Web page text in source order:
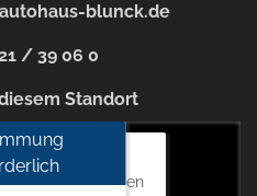
blunck.de
/ 39 06 0
Standort
Ribnitz-Damgarten